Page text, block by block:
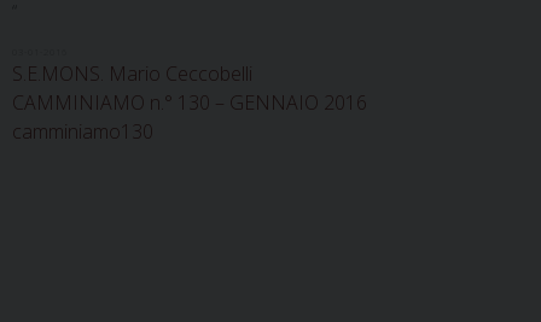
S.E.MONS. Mario Ceccobelli
CAMMINIAMO n.° 130 – GENNAIO 2016
camminiamo130